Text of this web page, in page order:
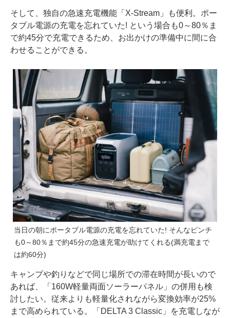
そして、独自の急速充電機能「X-Stream」も便利。ポー
タブル電源の充電を忘れていた! という場合も0～80％ま
で約45分で充電できるため、お出かけの準備中に間に合
わせることができる。
当日の朝にポータブル電源の充電を忘れていた! そんなピンチ
も0～80％まで約45分の急速充電が助けてくれる(満充電まで
は約60分)
キャンプや釣りなどで同じ場所での滞在時間が長いので
あれば、「160W軽量両面ソーラーパネル」の併用も検
討したい。従来よりも軽量化されながら変換効率が25%
まで高められている。「DELTA 3 Classic」を充電しなが